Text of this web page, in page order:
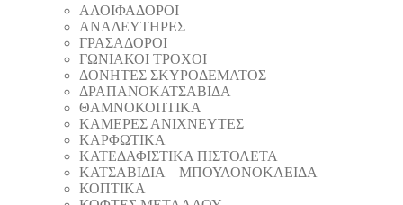
ΑΛΟΙΦΑΔOΡΟI
ΑΝΑΔΕΥΤΗΡΕΣ
ΓΡΑΣΑΔΟΡΟΙ
ΓΩΝΙΑΚΟΙ ΤΡΟΧΟΙ
ΔΟΝΗΤΕΣ ΣΚΥΡΟΔΕΜΑΤΟΣ
ΔΡΑΠΑΝΟΚΑΤΣΑΒΙΔΑ
ΘAΜΝΟΚΟΠΤΙΚΑ
ΚΑΜΕΡΕΣ ΑΝΙΧΝΕΥΤΕΣ
ΚΑΡΦΩΤΙΚΑ
ΚΑΤΕΔΑΦΙΣΤΙΚΑ ΠΙΣΤΟΛΕΤΑ
ΚΑΤΣΑΒΙΔΙΑ – ΜΠΟΥΛΟΝΟΚΛΕΙΔΑ
ΚΟΠΤΙΚA